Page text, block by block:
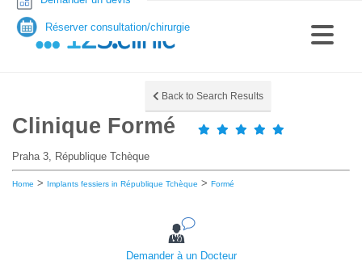
Back to Search Results
Clinique Formé
Praha 3, République Tchèque
Home > Implants fessiers in République Tchèque > Formé
Demander à un Docteur
Réserver consultation/chirurgie